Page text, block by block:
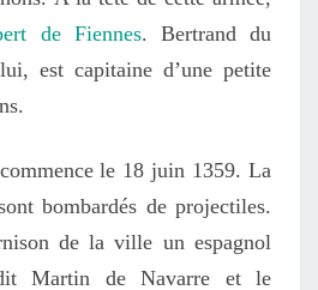
de Fiennes. Bertrand du
est capitaine d’une petite
le 18 juin 1359. La
bombardés de projectiles.
de la ville un espagnol
Martin de Navarre et le